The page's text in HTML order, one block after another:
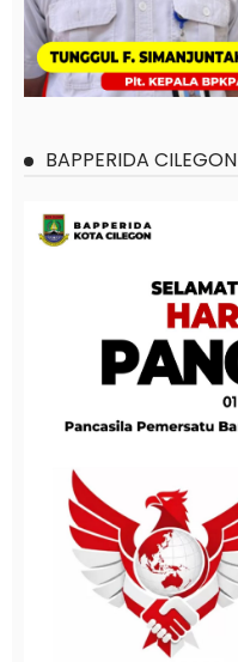
BAPPERIDA CILEGON